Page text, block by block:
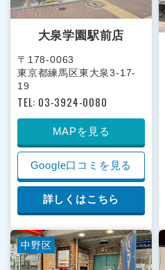
大泉学園駅前店
〒178-0063
東京都練馬区東大泉3-17-
19
TEL: 03-3924-0080
MAPを見る
Google口コミを見る
詳しくはこちら
中野区